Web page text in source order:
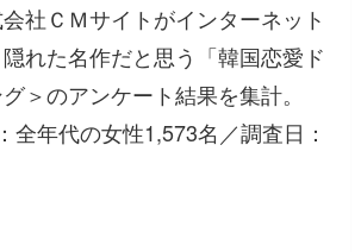
社ＣＭサイトがインターネット
れた名作だと思う「韓国恋愛ド
＞のアンケート結果を集計。
全年代の女性1,573名／調査日：